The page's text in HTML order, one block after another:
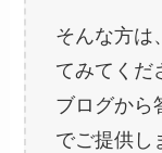
そんな方は
てみてくだ
ブログから
でご提供し